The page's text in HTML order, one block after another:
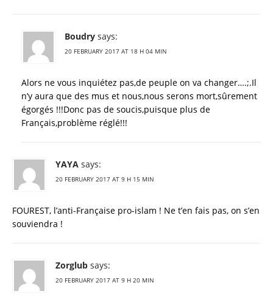
Boudry says:
20 FEBRUARY 2017 AT 18 H 04 MIN
Alors ne vous inquiétez pas,de peuple on va changer….;.Il
n’y aura que des mus et nous,nous serons mort,sûrement
égorgés !!!Donc pas de soucis,puisque plus de
Français,problème réglé!!!
YAYA says:
20 FEBRUARY 2017 AT 9 H 15 MIN
FOUREST, l’anti-Française pro-islam ! Ne t’en fais pas, on s’en
souviendra !
Zorglub says:
20 FEBRUARY 2017 AT 9 H 20 MIN